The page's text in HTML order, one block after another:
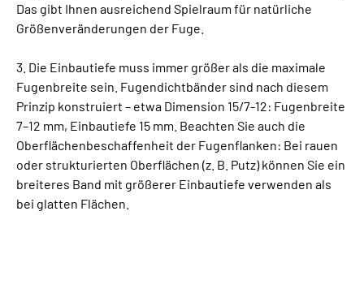
Das gibt Ihnen ausreichend Spielraum für natürliche
Größenveränderungen der Fuge.
3. Die Einbautiefe muss immer größer als die maximale
Fugenbreite sein. Fugendichtbänder sind nach diesem
Prinzip konstruiert – etwa Dimension 15/7-12: Fugenbreite
7–12 mm, Einbautiefe 15 mm. Beachten Sie auch die
Oberflächenbeschaffenheit der Fugenflanken: Bei rauen
oder strukturierten Oberflächen (z. B. Putz) können Sie ein
breiteres Band mit größerer Einbautiefe verwenden als
bei glatten Flächen.